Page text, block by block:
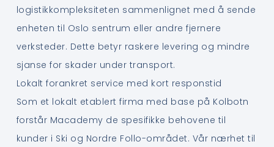
logistikkompleksiteten sammenlignet med å sende
enheten til Oslo sentrum eller andre fjernere
verksteder. Dette betyr raskere levering og mindre
sjanse for skader under transport.
Lokalt forankret service med kort responstid
Som et lokalt etablert firma med base på Kolbotn
forstår Macademy de spesifikke behovene til
kunder i Ski og Nordre Follo-området. Vår nærhet til